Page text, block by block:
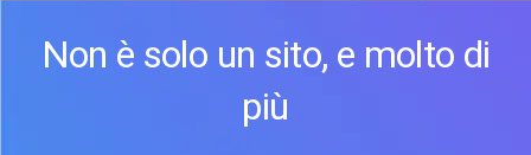
Non è solo un sito, e molto di
più